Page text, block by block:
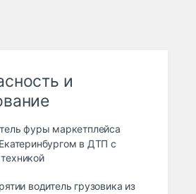
и
фуры маркетплейса
в ДТП с
водитель грузовика из